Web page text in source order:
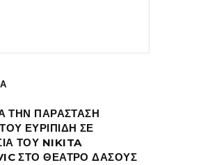
ΤΗΝ ΠΑΡΑΣΤΑΣΗ
ΕΥΡΙΠΙΔΗ ΣΕ
ΤΟΥ NIKITA
ΣΤΟ ΘΕΑΤΡΟ ΔΑΣΟΥΣ